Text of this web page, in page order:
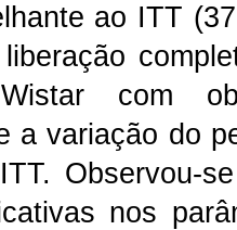
ao ITT
com
a variação do
Observou-
nos